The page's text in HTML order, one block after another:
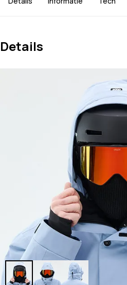
Details